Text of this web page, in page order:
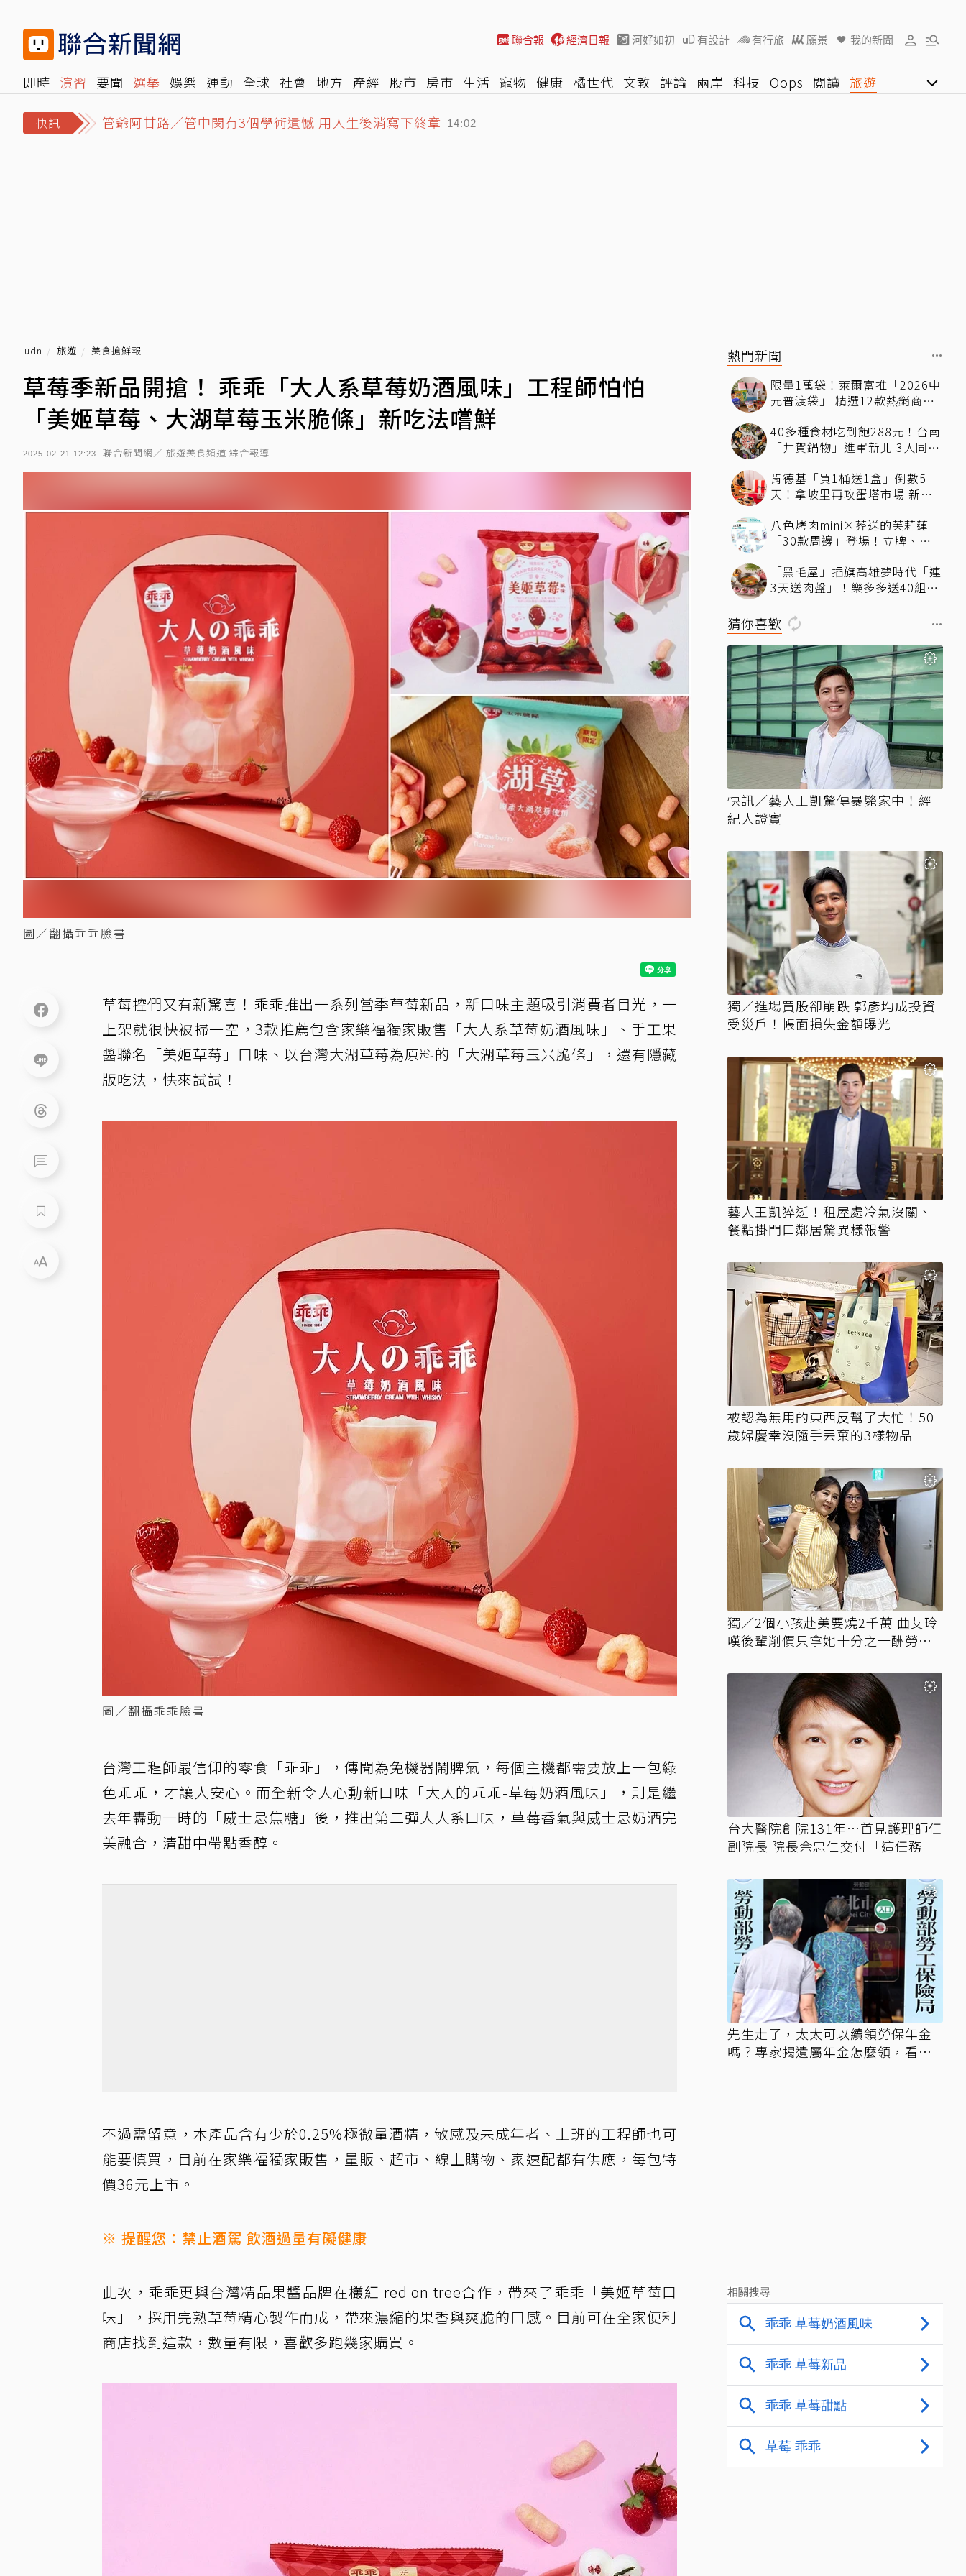
聯合報 經濟日報 河好如初 有設計 有行旅 願景 我的新聞
即時 演習 要聞 選舉 娛樂 運動 全球 社會 地方 產經 股市 房市 生活 寵物 健康 橘世代 文教 評論 兩岸 科技 Oops 閱讀 旅遊
快訊
管爺阿甘路／管中閔有3個學術遺憾 用人生後消寫下終章
綠燈剛起步！89歲老婦過馬路遭大貨車猛撞 腹部重創當場不治
udn 旅遊 美食搶鮮報
草莓季新品開搶！ 乖乖「大人系草莓奶酒風味」工程師怕怕
「美姬草莓、大湖草莓玉米脆條」新吃法嚐鮮
2025-02-21 12:23 聯合新聞網／ 旅遊美食頻道 綜合報導
圖／翻攝乖乖臉書
草莓控們又有新驚喜！乖乖推出一系列當季草莓新品，新口味主題吸引消費者目光，一
上架就很快被掃一空，3款推薦包含家樂福獨家販售「大人系草莓奶酒風味」、手工果
醬聯名「美姬草莓」口味、以台灣大湖草莓為原料的「大湖草莓玉米脆條」，還有隱藏
版吃法，快來試試！
圖／翻攝乖乖臉書
台灣工程師最信仰的零食「乖乖」，傳聞為免機器鬧脾氣，每個主機都需要放上一包綠
色乖乖，才讓人安心。而全新令人心動新口味「大人的乖乖-草莓奶酒風味」，則是繼
去年轟動一時的「威士忌焦糖」後，推出第二彈大人系口味，草莓香氣與威士忌奶酒完
美融合，清甜中帶點香醇。
不過需留意，本產品含有少於0.25%極微量酒精，敏感及未成年者、上班的工程師也可
能要慎買，目前在家樂福獨家販售，量販、超市、線上購物、家速配都有供應，每包特
價36元上市。
※ 提醒您：禁止酒駕 飲酒過量有礙健康
此次，乖乖更與台灣精品果醬品牌在欉紅 red on tree合作，帶來了乖乖「美姬草莓口
味」，採用完熟草莓精心製作而成，帶來濃縮的果香與爽脆的口感。目前可在全家便利
商店找到這款，數量有限，喜歡多跑幾家購買。
熱門新聞
限量1萬袋！萊爾富推「2026中
元普渡袋」 精選12款熱銷商品
40多種食材吃到飽288元！台南
「井賀鍋物」進軍新北 3人同行
肯德基「買1桶送1盒」倒數5
天！拿坡里再攻蛋塔市場 新品
省71元
八色烤肉mini×葬送的芙莉蓮
「30款周邊」登場！立牌、鑰
「黑毛屋」插旗高雄夢時代「連
3天送肉盤」！樂多多送40組鐵
猜你喜歡
快訊／藝人王凱驚傳暴斃家中！經
紀人證實
獨／進場買股卻崩跌 郭彥均成投資
受災戶！帳面損失金額曝光
藝人王凱猝逝！租屋處冷氣沒關、
餐點掛門口鄰居驚異樣報警
被認為無用的東西反幫了大忙！50
歲婦慶幸沒隨手丟棄的3樣物品
獨／2個小孩赴美要燒2千萬 曲艾玲
嘆後輩削價只拿她十分之一酬勞競
台大醫院創院131年…首見護理師任
副院長 院長余忠仁交付「這任務」
先生走了，太太可以續領勞保年金
嗎？專家揭遺屬年金怎麼領，看順